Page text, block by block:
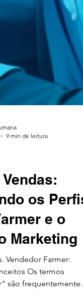
os Perfis
e o
Marketing
Vendedor Farmer:
Os termos